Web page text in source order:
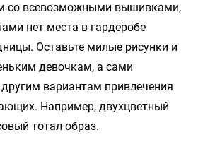
со всевозможными вышивками,
нет места в гардеробе
Оставьте милые рисунки и
девочкам, а сами
вариантам привлечения
Например, двухцветный
тотал образ.